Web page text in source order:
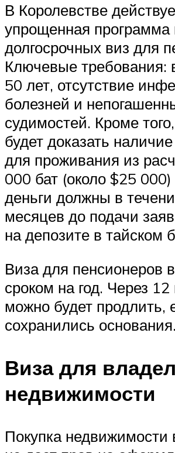
В Королевстве
упрощенная программа
долгосрочных виз для
Ключевые требования:
50 лет, отсутствие
болезней и
судимостей. Кроме
будет доказать
для проживания из
000 бат (около $25 000)
деньги должны в
месяцев до подачи
на депозите в тайском
Виза для пенсионеров
сроком на год. Через
можно будет продлить,
сохранились основания.
Виза для
недвижимости
Покупка недвижимости